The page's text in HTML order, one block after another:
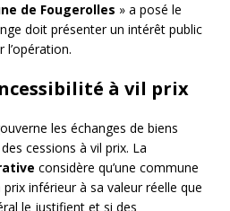
de Fougerolles » a posé le
doit présenter un intérêt public
à vil prix
les échanges de biens
cessions à vil prix. La
considère qu’une commune
inférieur à sa valeur réelle que
le justifient et si des